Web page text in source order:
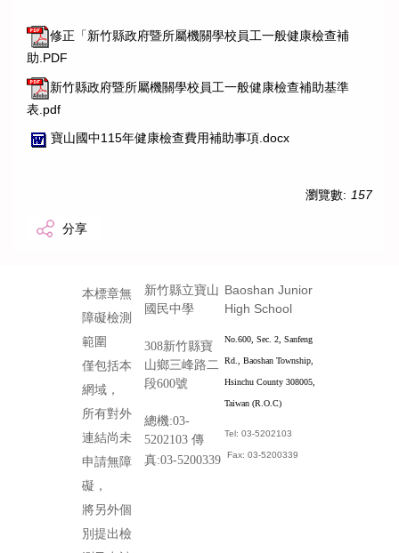
修正「新竹縣政府暨所屬機關學校員工一般健康檢查補
助.PDF
新竹縣政府暨所屬機關學校員工一般健康檢查補助基準
表.pdf
寶山國中115年健康檢查費用補助事項.docx
瀏覽數: 157
分享
本標章無
障礙檢測
範圍
僅包括本
網域，
所有對外
連結尚未
申請無障
礙，
將另外個
別提出檢
新竹縣立寶山
國民中學
308新竹縣寶
山鄉三峰路二
段600號
總機:03-
5202103 傳
真:03-5200339
Baoshan Junior
High School
No.600, Sec. 2, Sanfeng
Rd., Baoshan Township,
Hsinchu County 308005,
Taiwan (R.O.C)
Tel: 03-5202103
Fax: 03-5200339